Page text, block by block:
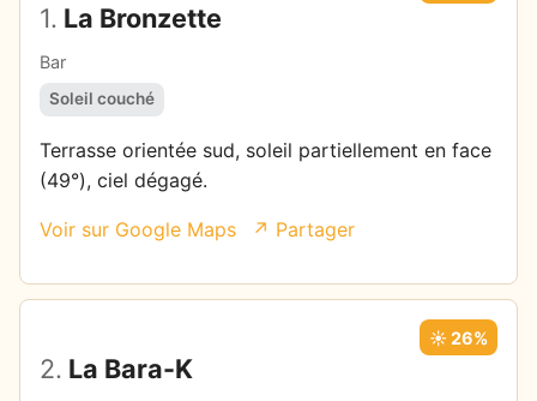
1. La Bronzette
Bar
Soleil couché
Terrasse orientée sud, soleil partiellement en face
(49°), ciel dégagé.
Voir sur Google Maps ↗ Partager
2. La Bara-K
☀️ 26%